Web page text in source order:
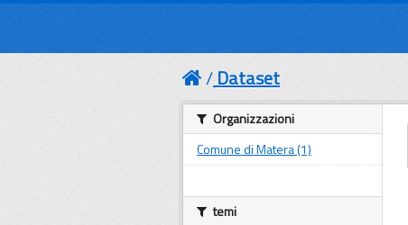
Dataset
Organizzazioni
Comune di Matera (1)
temi